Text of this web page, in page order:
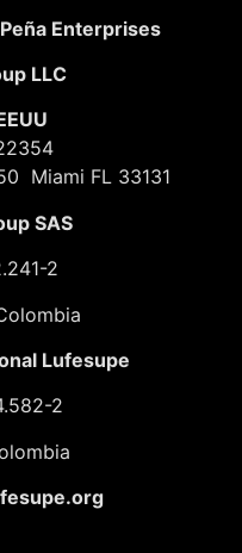
Enterprises
LLC
Miami FL 33131
SAS
2
Lufesupe
2